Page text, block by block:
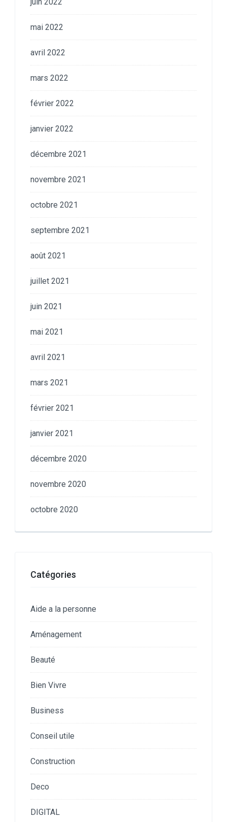
mai 2022
avril 2022
mars 2022
février 2022
janvier 2022
décembre 2021
novembre 2021
octobre 2021
septembre 2021
août 2021
juillet 2021
juin 2021
mai 2021
avril 2021
mars 2021
février 2021
janvier 2021
décembre 2020
novembre 2020
octobre 2020
Catégories
Aide a la personne
Aménagement
Beauté
Bien Vivre
Business
Conseil utile
Construction
Deco
DIGITAL